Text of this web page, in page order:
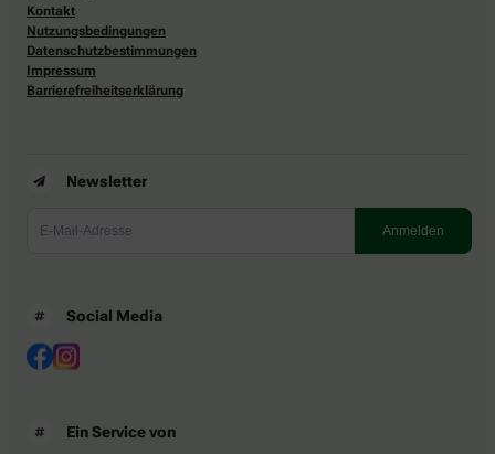
Kontakt
Nutzungsbedingungen
Datenschutzbestimmungen
Impressum
Barrierefreiheitserklärung
Newsletter
Social Media
Ein Service von